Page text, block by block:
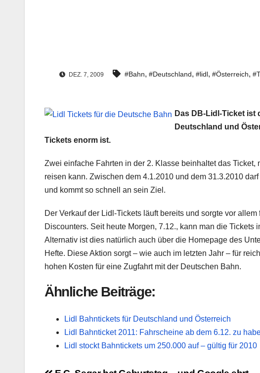
DEZ. 7, 2009 #Bahn, #Deutschland, #lidl, #Österreich,
Das DB-Lidl-Ticket ist
Deutschland und
Tickets enorm ist.
Zwei einfache Fahrten in der 2. Klasse beinhaltet das
reisen kann. Zwischen dem 4.1.2010 und dem 31.3.2010
und kommt so schnell an sein Ziel.
Der Verkauf der Lidl-Tickets läuft bereits und sorgte vor
Discounters. Seit heute Morgen, 7.12., kann man die
Alternativ ist dies natürlich auch über die Homepage des
Hefte. Diese Aktion sorgt – wie auch im letzten Jahr – für
hohen Kosten für eine Zugfahrt mit der Deutschen Bahn.
Ähnliche Beiträge:
Lidl Bahntickets für Deutschland und Österreich
Lidl Bahnticket 2011: Fahrscheine ab dem 6.12. zu
Lidl stockt Bahntickets um 250.000 auf – gültig für 2010